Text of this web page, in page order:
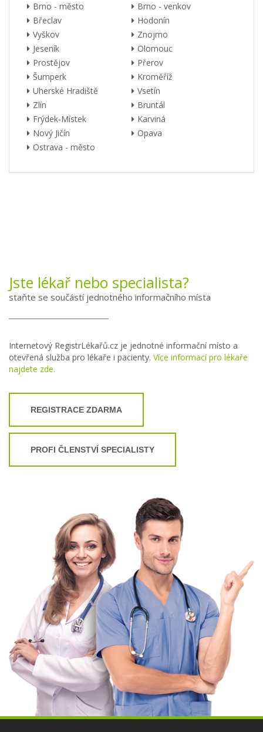
Brno - město
Brno - venkov
Břeclav
Hodonín
Vyškov
Znojmo
Jeseník
Olomouc
Prostějov
Přerov
Šumperk
Kroměříž
Uherské Hradiště
Vsetín
Zlín
Bruntál
Frýdek-Místek
Karviná
Nový Jičín
Opava
Ostrava - město
Jste lékař nebo specialista?
staňte se součástí jednotného informačního místa
Internetový RegistrLékařů.cz je jednotné informační místo a
otevřená služba pro lékaře i pacienty. Více informací pro lékaře
najdete zde.
REGISTRACE ZDARMA
PROFI ČLENSTVÍ SPECIALISTY